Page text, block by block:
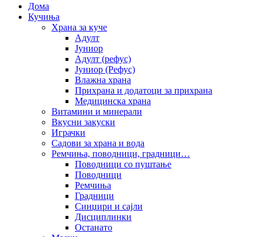
Дома
Кучиња
Храна за куче
Адулт
Јуниор
Адулт (рефус)
Јуниор (Рефус)
Влажна храна
Прихрана и додатоци за прихрана
Медицинска храна
Витамини и минерали
Вкусни закуски
Играчки
Садови за храна и вода
Ремчиња, поводници, градници…
Поводници со пуштање
Поводници
Ремчиња
Градници
Синџири и сајли
Дисциплинки
Останато